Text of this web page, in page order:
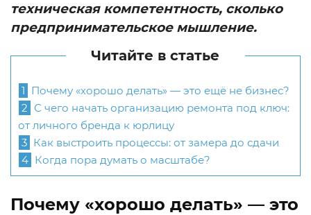
техническая компетентность, сколько
предпринимательское мышление.
Читайте в статье
1 Почему «хорошо делать» — это ещё не бизнес?
2 С чего начать организацию ремонта под ключ:
от личного бренда к юрлицу
3 Как выстроить процессы: от замера до сдачи
4 Когда пора думать о масштабе?
Почему «хорошо делать» — это